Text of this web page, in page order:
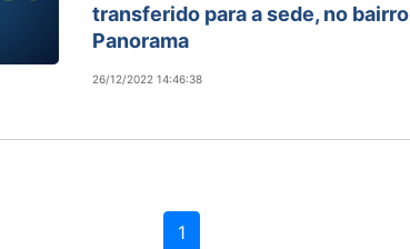
transferido para a sede, no bairro
Panorama
26/12/2022 14:46:38
1